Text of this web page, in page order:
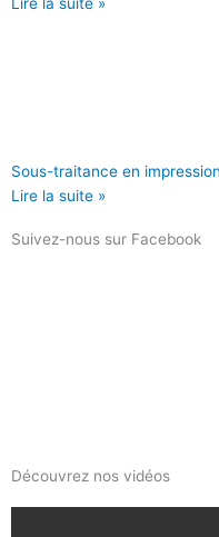
Sous-traitance en
Lire la suite »
Suivez-nous sur Facebook
Découvrez nos vidéos